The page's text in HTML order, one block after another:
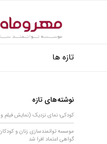
تازه ها
نوشته‌های تازه
کودکی؛ نمای نزدیک (نمایش
موسسه توانمندسازی زنان و
گواهی اعتماد افرا شد